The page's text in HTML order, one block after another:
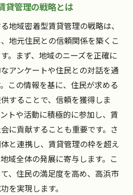
貸管理の戦略とは
地域密着型賃貸管理の戦略は、
地元住民との信頼関係を築くこ
。まず、地域のニーズを正確に
アンケートや住民との対話を通
この情報を基に、住民が求める
することで、信頼を獲得しま
トや活動に積極的に参加し、賃
に貢献することも重要です。さ
と連携し、賃貸管理の枠を超え
域全体の発展に寄与します。こ
、住民の満足度を高め、高浜市
を実現します。